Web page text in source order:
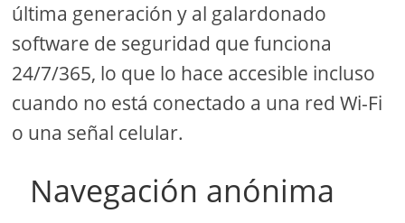
última generación y al galardonado
software de seguridad que funciona
24/7/365, lo que lo hace accesible incluso
cuando no está conectado a una red Wi-Fi
o una señal celular.
Navegación anónima